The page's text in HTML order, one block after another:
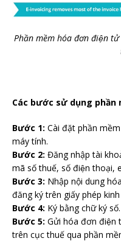
Phần mềm hóa đơn điện tử
Các bước sử dụng phần
Bước 1: Cài đặt phần
máy tính.
Bước 2: Đăng nhập tài
mã số thuế, số điện thoại,
Bước 3: Nhập nội dung
đăng ký trên giấy phép
Bước 4: Ký bằng chữ ký số.
Bước 5: Gửi hóa đơn điện
trên cục thuế qua phần